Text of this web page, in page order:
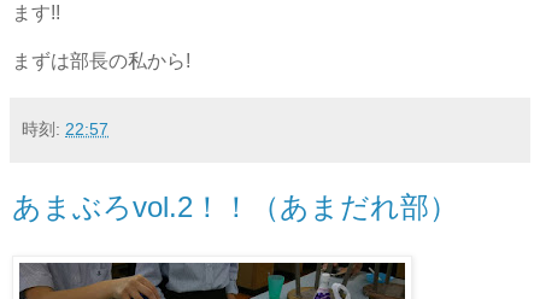
ます!!
まずは部長の私から!
時刻: 22:57
あまぶろvol.2！！（あまだれ部）